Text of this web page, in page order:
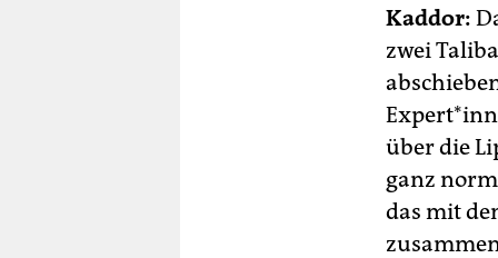
Kaddor:
zwei
über die
ganz
das mit